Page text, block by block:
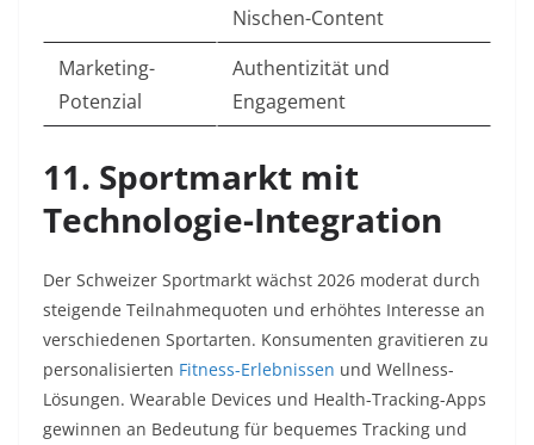
Nischen-Content
Marketing-
Potenzial
Authentizität und
Engagement
11. Sportmarkt mit
Technologie-Integration
Der Schweizer Sportmarkt wächst 2026 moderat durch
steigende Teilnahmequoten und erhöhtes Interesse an
verschiedenen Sportarten. Konsumenten gravitieren zu
personalisierten Fitness-Erlebnissen und Wellness-
Lösungen. Wearable Devices und Health-Tracking-Apps
gewinnen an Bedeutung für bequemes Tracking und